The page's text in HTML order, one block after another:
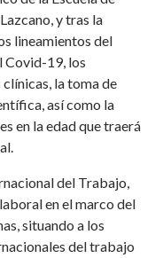
y tras la
lineamientos del
Covid-19, los
la toma de
así como la
en la edad que traerá
del Trabajo,
en el marco del
situando a los
del trabajo